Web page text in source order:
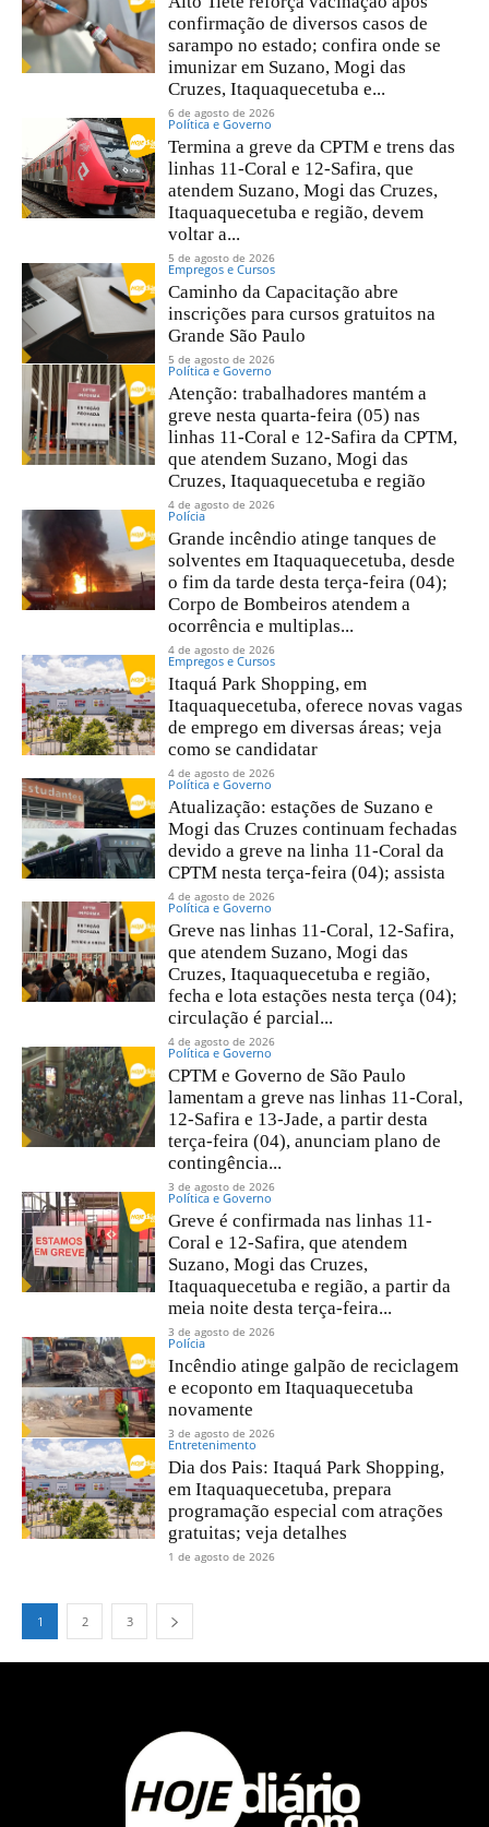
confirmação de diversos casos de
sarampo no estado; confira onde se
imunizar em Suzano, Mogi das
Cruzes, Itaquaquecetuba e...
6 de agosto de 2026
Política e Governo
Termina a greve da CPTM e trens das
linhas 11-Coral e 12-Safira, que
atendem Suzano, Mogi das Cruzes,
Itaquaquecetuba e região, devem
voltar a...
5 de agosto de 2026
Empregos e Cursos
Caminho da Capacitação abre
inscrições para cursos gratuitos na
Grande São Paulo
5 de agosto de 2026
Política e Governo
Atenção: trabalhadores mantém a
greve nesta quarta-feira (05) nas
linhas 11-Coral e 12-Safira da CPTM,
que atendem Suzano, Mogi das
Cruzes, Itaquaquecetuba e região
4 de agosto de 2026
Polícia
Grande incêndio atinge tanques de
solventes em Itaquaquecetuba, desde
o fim da tarde desta terça-feira (04);
Corpo de Bombeiros atendem a
ocorrência e multiplas...
4 de agosto de 2026
Empregos e Cursos
Itaquá Park Shopping, em
Itaquaquecetuba, oferece novas vagas
de emprego em diversas áreas; veja
como se candidatar
4 de agosto de 2026
Política e Governo
Atualização: estações de Suzano e
Mogi das Cruzes continuam fechadas
devido a greve na linha 11-Coral da
CPTM nesta terça-feira (04); assista
4 de agosto de 2026
Política e Governo
Greve nas linhas 11-Coral, 12-Safira,
que atendem Suzano, Mogi das
Cruzes, Itaquaquecetuba e região,
fecha e lota estações nesta terça (04);
circulação é parcial...
4 de agosto de 2026
Política e Governo
CPTM e Governo de São Paulo
lamentam a greve nas linhas 11-Coral,
12-Safira e 13-Jade, a partir desta
terça-feira (04), anunciam plano de
contingência...
3 de agosto de 2026
Política e Governo
Greve é confirmada nas linhas 11-
Coral e 12-Safira, que atendem
Suzano, Mogi das Cruzes,
Itaquaquecetuba e região, a partir da
meia noite desta terça-feira...
3 de agosto de 2026
Polícia
Incêndio atinge galpão de reciclagem
e ecoponto em Itaquaquecetuba
novamente
3 de agosto de 2026
Entretenimento
Dia dos Pais: Itaquá Park Shopping,
em Itaquaquecetuba, prepara
programação especial com atrações
gratuitas; veja detalhes
1 de agosto de 2026
1 2 3